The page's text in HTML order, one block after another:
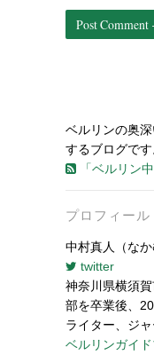
ベルリンの奥
するブログです
「ベルリン
プロフィール
中村真人（なか
twitter
神奈川県横須
部を卒業後、
ライター、ジ
ベルリンガイド